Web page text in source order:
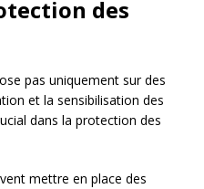
des
pas uniquement sur des
et la sensibilisation des
dans la protection des
mettre en place des